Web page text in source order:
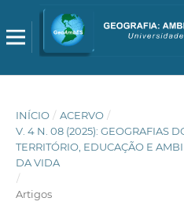
INÍCIO / ACERVO /
V. 4 N. 08 (2025): GEOGRAFIAS
TERRITÓRIO, EDUCAÇÃO E
DA VIDA
/
Artigos